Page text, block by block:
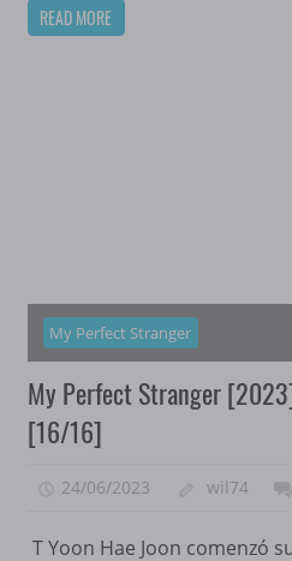
READ MORE
My Perfect Stranger
My Perfect Stranger
[16/16]
24/06/2023 wil74
T Yoon Hae Joon comenzó